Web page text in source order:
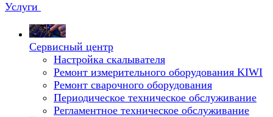
Услуги
Сервисный центр
Настройка скалывателя
Ремонт измерительного оборудования KIWI
Ремонт сварочного оборудования
Периодическое техническое обслуживание
Регламентное техническое обслуживание